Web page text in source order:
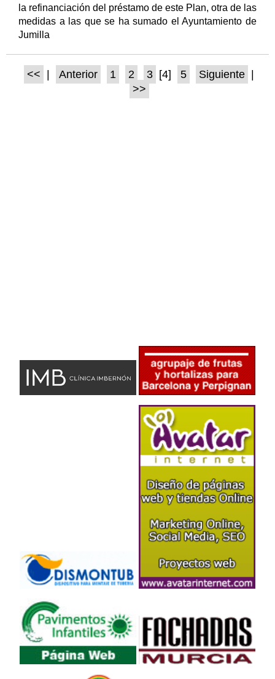
la refinanciación del préstamo de este Plan, otra de las
medidas a las que se ha sumado el Ayuntamiento de
Jumilla
<< | Anterior 1 2 3 [4] 5 Siguiente |
>>